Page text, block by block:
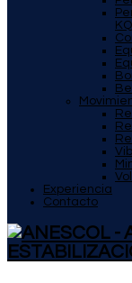
Experiencia
Contacto